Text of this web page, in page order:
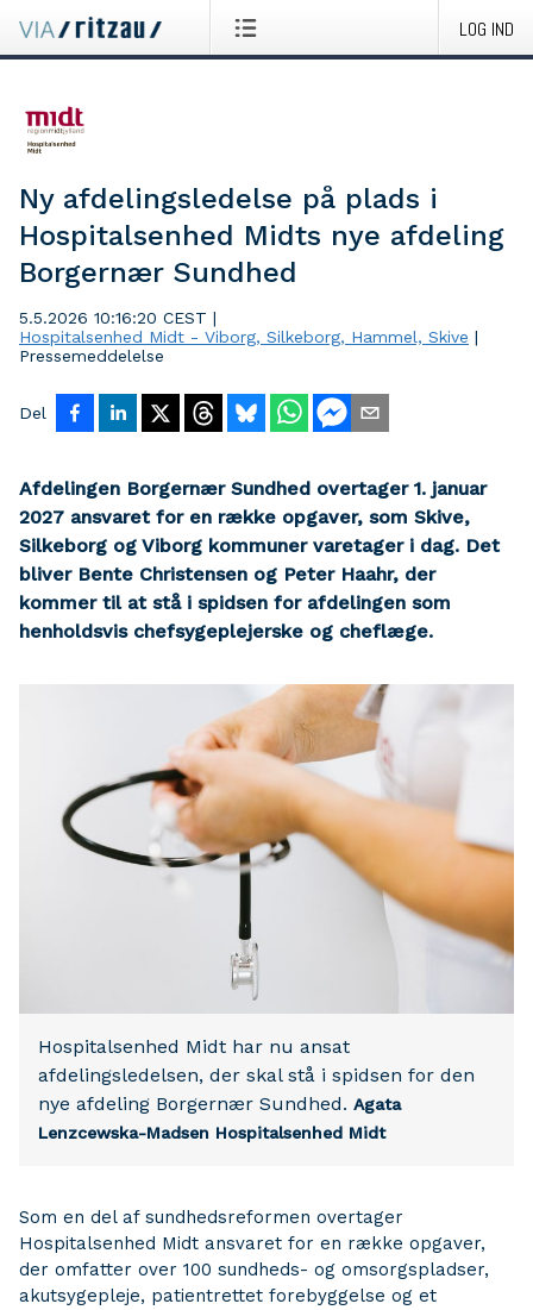
LOG IND
Ny afdelingsledelse på plads i
Hospitalsenhed Midts nye afdeling
Borgernær Sundhed
5.5.2026 10:16:20 CEST |
Hospitalsenhed Midt - Viborg, Silkeborg, Hammel, Skive |
Pressemeddelelse
Del
Afdelingen Borgernær Sundhed overtager 1. januar
2027 ansvaret for en række opgaver, som Skive,
Silkeborg og Viborg kommuner varetager i dag. Det
bliver Bente Christensen og Peter Haahr, der
kommer til at stå i spidsen for afdelingen som
henholdsvis chefsygeplejerske og cheflæge.
Hospitalsenhed Midt har nu ansat
afdelingsledelsen, der skal stå i spidsen for den
nye afdeling Borgernær Sundhed. Agata
Lenzcewska-Madsen Hospitalsenhed Midt
Som en del af sundhedsreformen overtager
Hospitalsenhed Midt ansvaret for en række opgaver,
der omfatter over 100 sundheds- og omsorgspladser,
akutsygepleje, patientrettet forebyggelse og et